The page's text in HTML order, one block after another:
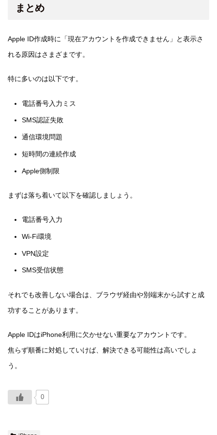
まとめ
Apple ID作成時に「現在アカウントを作成できません」と表示さ
れる原因はさまざまです。
特に多いのは以下です。
電話番号入力ミス
SMS認証失敗
通信環境問題
短時間の連続作成
Apple側制限
まずは落ち着いて以下を確認しましょう。
電話番号入力
Wi-Fi環境
VPN設定
SMS受信状態
それでも改善しない場合は、ブラウザ経由や別端末から試すと成
功することがあります。
Apple IDはiPhone利用に欠かせない重要なアカウントです。
焦らず順番に対処していけば、解決できる可能性は高いでしょ
う。
0